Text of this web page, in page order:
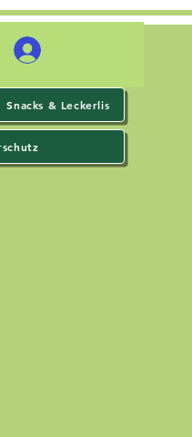
Snacks & Leckerlis